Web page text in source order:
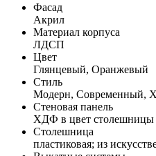
Фасад
Акрил
Материал корпуса
ЛДСП
Цвет
Глянцевый, Оранжевый
Стиль
Модерн, Современный,
Стеновая панель
ХДФ в цвет столешницы
Столешница
пластиковая; из